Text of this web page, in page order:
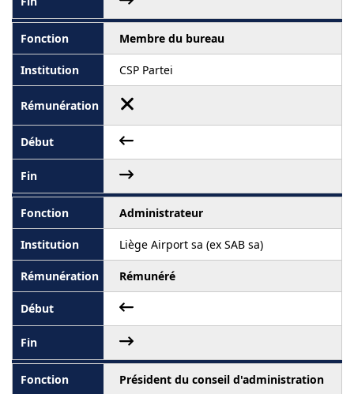
Membre du bureau
CSP Partei
Administrateur
Liège Airport sa (ex SAB sa)
Rémunéré
Président du conseil d'administration